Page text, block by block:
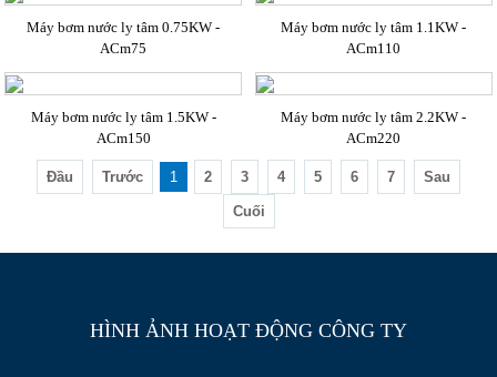
Máy bơm nước ly tâm 0.75KW -
ACm75
Máy bơm nước ly tâm 1.1KW -
ACm110
Máy bơm nước ly tâm 1.5KW -
ACm150
Máy bơm nước ly tâm 2.2KW -
ACm220
Đầu Trước 1 2 3 4 5 6 7 Sau
Cuối
HÌNH ẢNH HOẠT ĐỘNG CÔNG TY